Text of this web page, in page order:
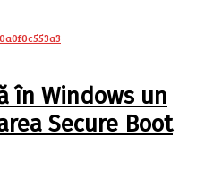
în Windows un
Secure Boot